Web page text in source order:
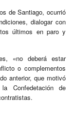
de Santiago, ocurrió
dialogar con
últimos en paro y
«no deberá estar
o complementos
anterior, que motivó
Confedetación de